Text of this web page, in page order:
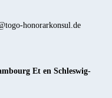
honorarkonsul.de
Et en Schleswig-